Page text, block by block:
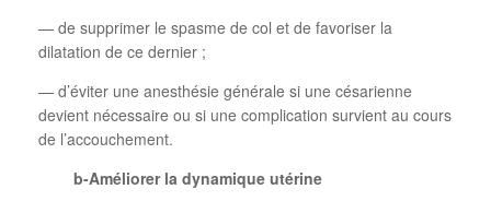
— de supprimer le spasme de col et de favoriser la
dilatation de ce dernier ;
— d’éviter une anesthésie générale si une césarienne
devient nécessaire ou si une complication survient au cours
de l’accouchement.
b-Améliorer la dynamique utérine